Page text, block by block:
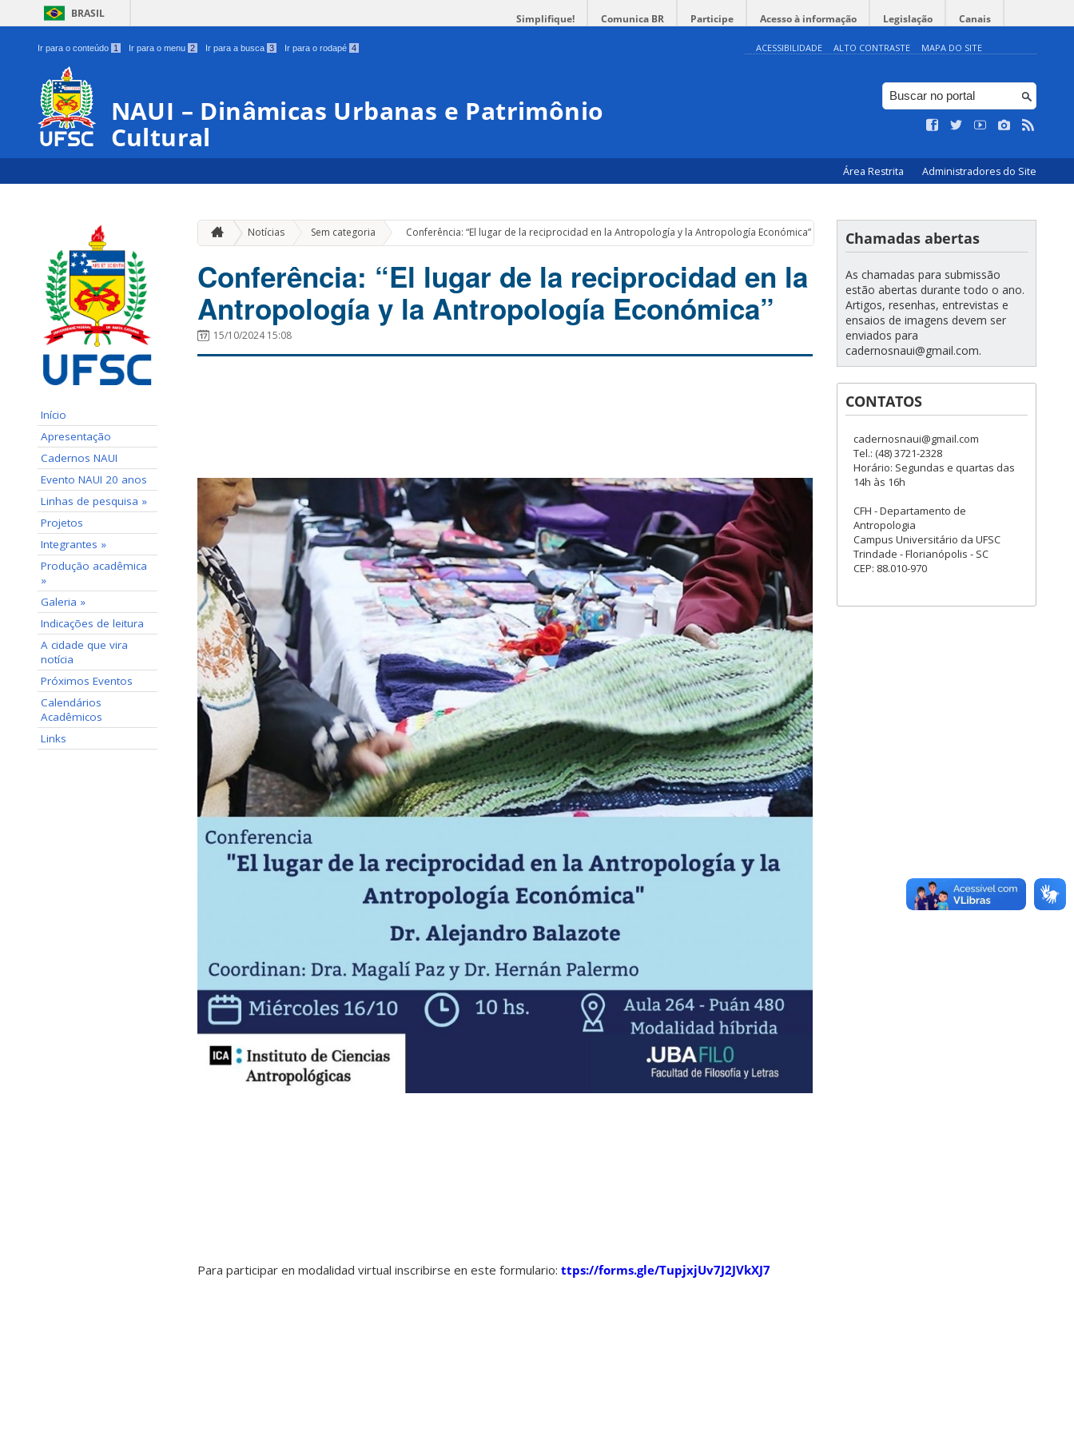
BRASIL Simplifique! Comunica BR Participe Acesso à informação Legislação Canais
Ir para o conteúdo 1 Ir para o menu 2 Ir para a busca 3 Ir para o rodapé 4 ACESSIBILIDADE ALTO CONTRASTE MAPA DO SITE
NAUI – Dinâmicas Urbanas e Patrimônio
Cultural
Área Restrita Administradores do Site
Início
Apresentação
Cadernos NAUI
Evento NAUI 20 anos
Linhas de pesquisa »
Projetos
Integrantes »
Produção acadêmica
»
Galeria »
Indicações de leitura
A cidade que vira
notícia
Próximos Eventos
Calendários
Acadêmicos
Links
Notícias Sem categoria » Conferência: “El lugar de la reciprocidad en la Antropología y la Antropología Económica”
Conferência: “El lugar de la reciprocidad en la
Antropología y la Antropología Económica”
15/10/2024 15:08
Para participar en modalidad virtual inscribirse en este formulario: ttps://forms.gle/TupjxjUv7J2JVkXJ7
Chamadas abertas
As chamadas para submissão
estão abertas durante todo o ano.
Artigos, resenhas, entrevistas e
ensaios de imagens devem ser
enviados para
cadernosnaui@gmail.com.
CONTATOS
cadernosnaui@gmail.com
Tel.: (48) 3721-2328
Horário: Segundas e quartas das
14h às 16h
CFH - Departamento de
Antropologia
Campus Universitário da UFSC
Trindade - Florianópolis - SC
CEP: 88.010-970